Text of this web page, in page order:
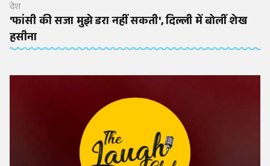
देश
'फांसी की सजा मुझे डरा नहीं सकती', दिल्ली में बोलीं शेख
हसीना